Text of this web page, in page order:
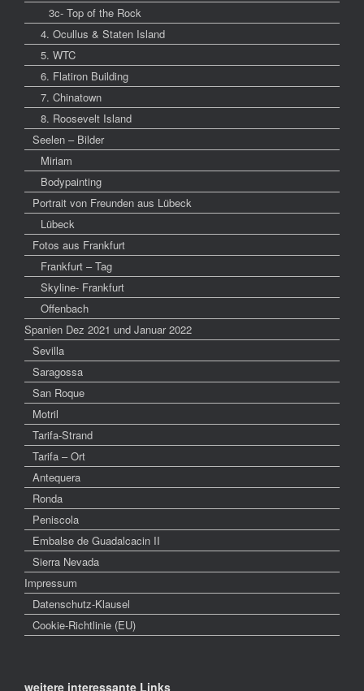
3c- Top of the Rock
4. Ocullus & Staten Island
5. WTC
6. Flatiron Building
7. Chinatown
8. Roosevelt Island
Seelen – Bilder
Miriam
Bodypainting
Portrait von Freunden aus Lübeck
Lübeck
Fotos aus Frankfurt
Frankfurt – Tag
Skyline- Frankfurt
Offenbach
Spanien Dez 2021 und Januar 2022
Sevilla
Saragossa
San Roque
Motril
Tarifa-Strand
Tarifa – Ort
Antequera
Ronda
Peniscola
Embalse de Guadalcacin II
Sierra Nevada
Impressum
Datenschutz-Klausel
Cookie-Richtlinie (EU)
weitere interessante Links